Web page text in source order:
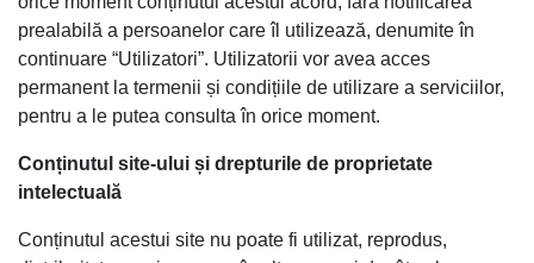
prealabilă a persoanelor care îl utilizează, denumite în
continuare “Utilizatori”. Utilizatorii vor avea acces
permanent la termenii și condițiile de utilizare a serviciilor,
pentru a le putea consulta în orice moment.
Conținutul site-ului și drepturile de proprietate
intelectuală
Conținutul acestui site nu poate fi utilizat, reprodus,